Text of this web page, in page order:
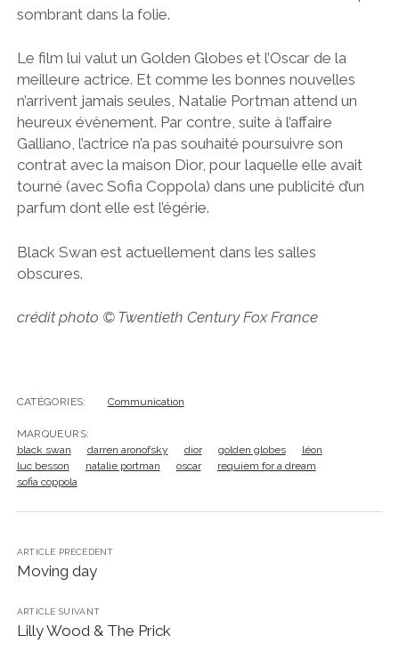
sombrant dans la folie.
Le film lui valut un Golden Globes et l’Oscar de la
meilleure actrice. Et comme les bonnes nouvelles
n’arrivent jamais seules, Natalie Portman attend un
heureux évènement. Par contre, suite à l’affaire
Galliano, l’actrice n’a pas souhaité poursuivre son
contrat avec la maison Dior, pour laquelle elle avait
tourné (avec Sofia Coppola) dans une publicité d’un
parfum dont elle est l’égérie.
Black Swan est actuellement dans les salles
obscures.
crédit photo © Twentieth Century Fox France
CATÉGORIES: Communication
MARQUEURS:
black swan
darren aronofsky dior golden globes
léon
luc besson
natalie portman oscar
requiem for a dream
sofia coppola
ARTICLE PRÉCÉDENT
Moving day
ARTICLE SUIVANT
Lilly Wood & The Prick